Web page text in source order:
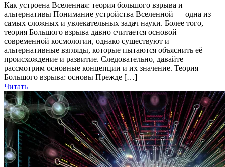
Как устроена Вселенная: теория большого взрыва и
альтернативы Понимание устройства Вселенной — одна из
самых сложных и увлекательных задач науки. Более того,
теория Большого взрыва давно считается основой
современной космологии, однако существуют и
альтернативные взгляды, которые пытаются объяснить её
происхождение и развитие. Следовательно, давайте
рассмотрим основные концепции и их значение. Теория
Большого взрыва: основы Прежде […]
Читать